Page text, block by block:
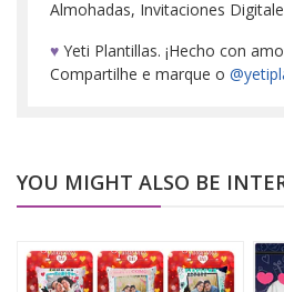
Almohadas, Invitaciones
♥ Yeti Plantillas. ¡Hecho con
Compartilhe e marque o
YOU MIGHT ALSO BE